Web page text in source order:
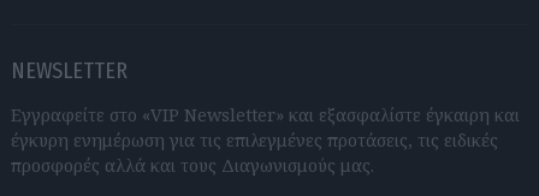
NEWSLETTER
Εγγραφείτε στο «VIP Newsletter» και εξασφαλίστε έγκαιρη και
έγκυρη ενημέρωση για τις επιλεγμένες προτάσεις, τις ειδικές
προσφορές αλλά και τους Διαγωνισμούς μας.